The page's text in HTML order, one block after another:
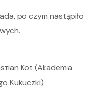
po czym nastąpiło
Kot (Akademia
Kukuczki)